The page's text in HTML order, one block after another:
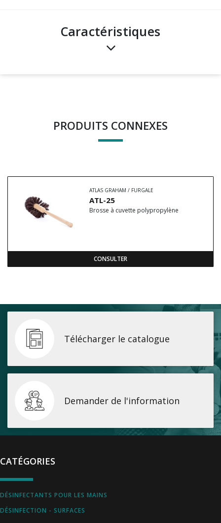
Caractéristiques
PRODUITS CONNEXES
ATLAS GRAHAM / FURGALE
ATL-25
Brosse à cuvette polypropylène
CONSULTER
Télécharger le catalogue
Demander de l'information
CATÉGORIES
DÉSINFECTANTS POUR LES MAINS
DÉSINFECTION - SURFACES